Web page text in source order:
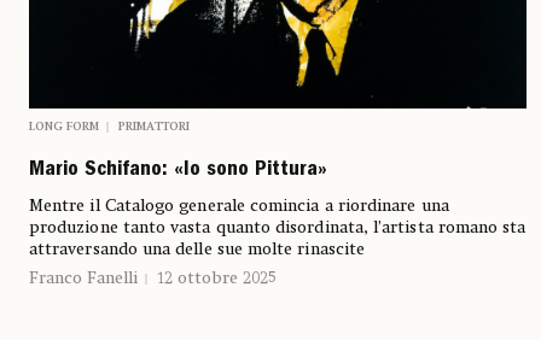
LONG FORM PRIMATTORI
Mario Schifano: «Io sono Pittura»
Mentre il Catalogo generale comincia a riordinare una
produzione tanto vasta quanto disordinata, l’artista romano sta
attraversando una delle sue molte rinascite
Franco Fanelli
12 ottobre 2025